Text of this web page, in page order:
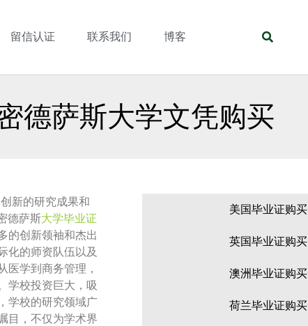
留信认证 联系我们 博客
德萨斯大学文凭购买
新的研究成果和
德萨斯大学毕业证
的创新领袖和杰出
化的师资队伍以及
医学到商务管理，
学校投资巨大，吸
学校的研究领域广
目，不仅为学术界
美国毕业证购买
英国毕业证购买
澳洲毕业证购买
荷兰毕业证购买